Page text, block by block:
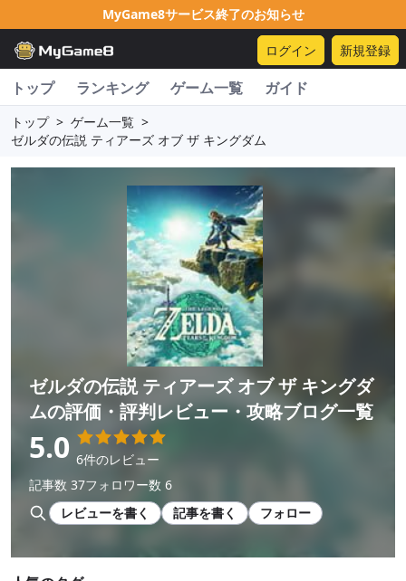
MyGame8サービス終了のお知らせ
ログイン 新規登録
トップ ランキング ゲーム一覧 ガイド
トップ > ゲーム一覧 >
ゼルダの伝説 ティアーズ オブ ザ キングダム
ゼルダの伝説 ティアーズ オブ ザ キングダ
ムの評価・評判レビュー・攻略ブログ一覧
5.0 6件のレビュー
記事数 37フォロワー数 6
レビューを書く
記事を書く フォロー